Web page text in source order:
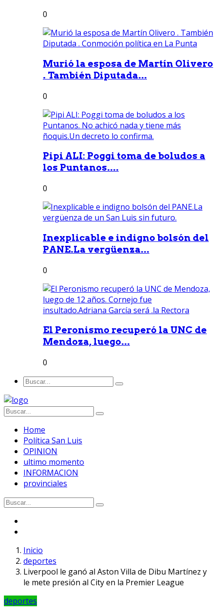
0
Murió la esposa de Martín Olivero
. También Diputada...
0
Pipi ALI: Poggi toma de boludos a
los Puntanos....
0
Inexplicable e indigno bolsón del
PANE.La vergüenza...
0
El Peronismo recuperó la UNC de
Mendoza, luego...
0
Home
Política San Luis
OPINION
ultimo momento
INFORMACION
provinciales
Inicio
deportes
Liverpool le ganó al Aston Villa de Dibu Martínez y
le mete presión al City en la Premier League
deportes